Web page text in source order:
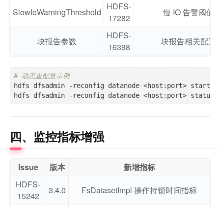
SlowIoWarningThreshold
HDFS-
17282
慢 IO 告警阈值
块报告参数
HDFS-
16398
块报告相关配置
# 动态重配置示例
hdfs dfsadmin -reconfig datanode <host:port> start
四、监控指标增强
Issue 版本
新增指标
HDFS-
15242
3.4.0 FsDatasetImpl 操作持锁时间指标